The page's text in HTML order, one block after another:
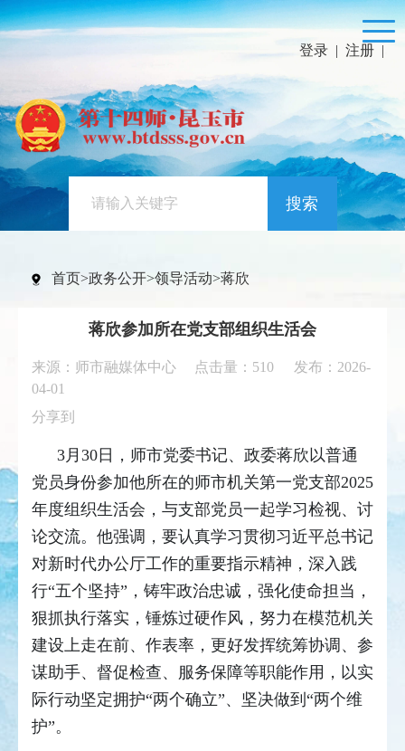
登录 | 注册 |
搜索
首页>政务公开>领导活动>蒋欣
蒋欣参加所在党支部组织生活会
来源：师市融媒体中心 点击量： 510
发布：2026-
04-01
分享到
3月30日，师市党委书记、政委蒋欣以普通
党员身份参加他所在的师市机关第一党支部2025
年度组织生活会，与支部党员一起学习检视、讨
论交流。他强调，要认真学习贯彻习近平总书记
对新时代办公厅工作的重要指示精神，深入践
行“五个坚持”，铸牢政治忠诚，强化使命担当，
狠抓执行落实，锤炼过硬作风，努力在模范机关
建设上走在前、作表率，更好发挥统筹协调、参
谋助手、督促检查、服务保障等职能作用，以实
际行动坚定拥护“两个确立”、坚决做到“两个维
护”。